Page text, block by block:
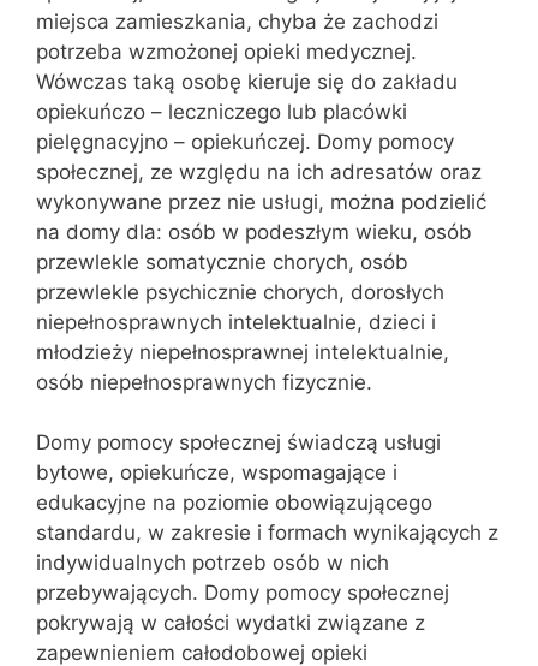
miejsca zamieszkania, chyba że zachodzi
potrzeba wzmożonej opieki medycznej.
Wówczas taką osobę kieruje się do zakładu
opiekuńczo – leczniczego lub placówki
pielęgnacyjno – opiekuńczej. Domy pomocy
społecznej, ze względu na ich adresatów oraz
wykonywane przez nie usługi, można podzielić
na domy dla: osób w podeszłym wieku, osób
przewlekle somatycznie chorych, osób
przewlekle psychicznie chorych, dorosłych
niepełnosprawnych intelektualnie, dzieci i
młodzieży niepełnosprawnej intelektualnie,
osób niepełnosprawnych fizycznie.
Domy pomocy społecznej świadczą usługi
bytowe, opiekuńcze, wspomagające i
edukacyjne na poziomie obowiązującego
standardu, w zakresie i formach wynikających z
indywidualnych potrzeb osób w nich
przebywających. Domy pomocy społecznej
pokrywają w całości wydatki związane z
zapewnieniem całodobowej opieki